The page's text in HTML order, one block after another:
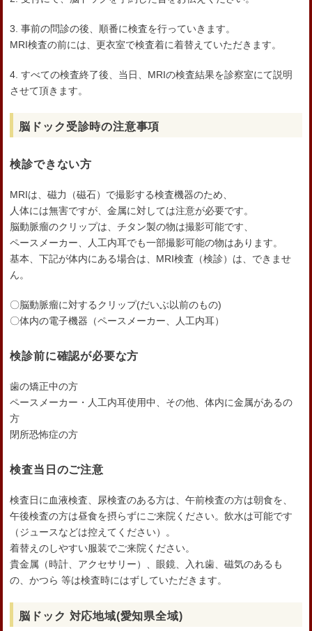
3. 事前の問診の後、順番に検査を行っていきます。
MRI検査の前には、更衣室で検査着に着替えていただきます。
4. すべての検査終了後、当日、MRIの検査結果を診察室にて説明
させて頂きます。
脳ドック受診時の注意事項
検診できない方
MRIは、磁力（磁石）で撮影する検査機器のため、
人体には無害ですが、金属に対しては注意が必要です。
脳動脈瘤のクリップは、チタン製の物は撮影可能です、
ペースメーカー、人工内耳でも一部撮影可能の物はあります。
基本、下記が体内にある場合は、MRI検査（検診）は、できませ
ん。
〇脳動脈瘤に対するクリップ(だいぶ以前のもの)
〇体内の電子機器（ペースメーカー、人工内耳）
検診前に確認が必要な方
歯の矯正中の方
ペースメーカー・人工内耳使用中、その他、体内に金属があるの
方
閉所恐怖症の方
検査当日のご注意
検査日に血液検査、尿検査のある方は、午前検査の方は朝食を、
午後検査の方は昼食を摂らずにご来院ください。飲水は可能です
（ジュースなどは控えてください）。
着替えのしやすい服装でご来院ください。
貴金属（時計、アクセサリー）、眼鏡、入れ歯、磁気のあるも
の、かつら 等は検査時にはずしていただきます。
脳ドック 対応地域(愛知県全域)